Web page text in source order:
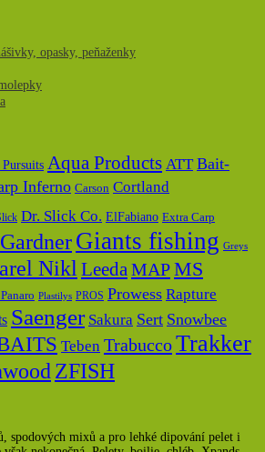
opasky, peňaženky
Aqua Products ATT Bait-
Inferno Carson Cortland
Dr. Slick Co. ElFabiano Extra Carp
GardnerGiants fishing Greys
Nikl Leeda MAPMS
Plastilys PROS Prowess Rapture
Saenger Sakura Sert Snowbee
Teben TrabuccoTrakker
ZFISH
spodových mixů a pro lehké dipování pelet i